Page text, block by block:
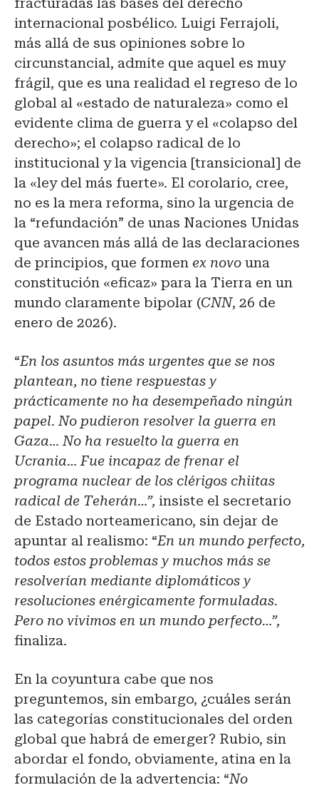
fracturadas las bases del derecho
internacional posbélico. Luigi Ferrajoli,
más allá de sus opiniones sobre lo
circunstancial, admite que aquel es muy
frágil, que es una realidad el regreso de lo
global al «estado de naturaleza» como el
evidente clima de guerra y el «colapso del
derecho»; el colapso radical de lo
institucional y la vigencia [transicional] de
la «ley del más fuerte». El corolario, cree,
no es la mera reforma, sino la urgencia de
la “refundación” de unas Naciones Unidas
que avancen más allá de las declaraciones
de principios, que formen ex novo una
constitución «eficaz» para la Tierra en un
mundo claramente bipolar (CNN, 26 de
enero de 2026).
“En los asuntos más urgentes que se nos
plantean, no tiene respuestas y
prácticamente no ha desempeñado ningún
papel. No pudieron resolver la guerra en
Gaza… No ha resuelto la guerra en
Ucrania… Fue incapaz de frenar el
programa nuclear de los clérigos chiitas
radical de Teherán…”, insiste el secretario
de Estado norteamericano, sin dejar de
apuntar al realismo: “En un mundo perfecto,
todos estos problemas y muchos más se
resolverían mediante diplomáticos y
resoluciones enérgicamente formuladas.
Pero no vivimos en un mundo perfecto…”,
finaliza.
En la coyuntura cabe que nos
preguntemos, sin embargo, ¿cuáles serán
las categorías constitucionales del orden
global que habrá de emerger? Rubio, sin
abordar el fondo, obviamente, atina en la
formulación de la advertencia: “No